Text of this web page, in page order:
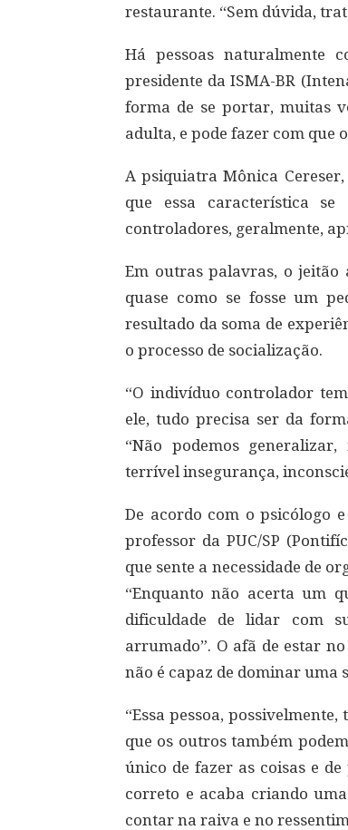
restaurante. “Sem dúvida,
Há pessoas naturalmente
presidente da ISMA-BR
forma de se portar, muitas
adulta, e pode fazer com que
A psiquiatra Mônica
que essa característica
controladores, geralmente,
Em outras palavras, o jeitão
quase como se fosse um
resultado da soma de
o processo de socialização.
“O indivíduo controlador
ele, tudo precisa ser da
“Não podemos generalizar,
terrível insegurança,
De acordo com o psicólogo
professor da PUC/SP
que sente a necessidade de
“Enquanto não acerta um
dificuldade de lidar com
arrumado”. O afã de estar
não é capaz de dominar uma
“Essa pessoa,
que os outros também
único de fazer as coisas e
correto e acaba criando
contar na raiva e no